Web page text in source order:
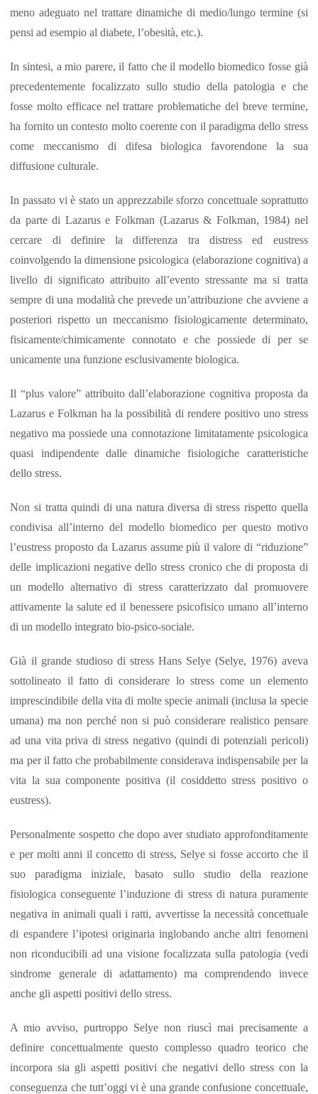
meno adeguato nel trattare dinamiche di medio/lungo termine (si
pensi ad esempio al diabete, l’obesità, etc.).
In sintesi, a mio parere, il fatto che il modello biomedico fosse già
precedentemente focalizzato sullo studio della patologia e che
fosse molto efficace nel trattare problematiche del breve termine,
ha fornito un contesto molto coerente con il paradigma dello stress
come meccanismo di difesa biologica favorendone la sua
diffusione culturale.
In passato vi è stato un apprezzabile sforzo concettuale soprattutto
da parte di Lazarus e Folkman (Lazarus & Folkman, 1984) nel
cercare di definire la differenza tra distress ed eustress
coinvolgendo la dimensione psicologica (elaborazione cognitiva) a
livello di significato attribuito all’evento stressante ma si tratta
sempre di una modalità che prevede un’attribuzione che avviene a
posteriori rispetto un meccanismo fisiologicamente determinato,
fisicamente/chimicamente connotato e che possiede di per se
unicamente una funzione esclusivamente biologica.
Il “plus valore” attribuito dall’elaborazione cognitiva proposta da
Lazarus e Folkman ha la possibilità di rendere positivo uno stress
negativo ma possiede una connotazione limitatamente psicologica
quasi indipendente dalle dinamiche fisiologiche caratteristiche
dello stress.
Non si tratta quindi di una natura diversa di stress rispetto quella
condivisa all’interno del modello biomedico per questo motivo
l’eustress proposto da Lazarus assume più il valore di “riduzione”
delle implicazioni negative dello stress cronico che di proposta di
un modello alternativo di stress caratterizzato dal promuovere
attivamente la salute ed il benessere psicofisico umano all’interno
di un modello integrato bio-psico-sociale.
Già il grande studioso di stress Hans Selye (Selye, 1976) aveva
sottolineato il fatto di considerare lo stress come un elemento
imprescindibile della vita di molte specie animali (inclusa la specie
umana) ma non perché non si può considerare realistico pensare
ad una vita priva di stress negativo (quindi di potenziali pericoli)
ma per il fatto che probabilmente considerava indispensabile per la
vita la sua componente positiva (il cosiddetto stress positivo o
eustress).
Personalmente sospetto che dopo aver studiato approfonditamente
e per molti anni il concetto di stress, Selye si fosse accorto che il
suo paradigma iniziale, basato sullo studio della reazione
fisiologica conseguente l’induzione di stress di natura puramente
negativa in animali quali i ratti, avvertisse la necessità concettuale
di espandere l’ipotesi originaria inglobando anche altri fenomeni
non riconducibili ad una visione focalizzata sulla patologia (vedi
sindrome generale di adattamento) ma comprendendo invece
anche gli aspetti positivi dello stress.
A mio avviso, purtroppo Selye non riuscì mai precisamente a
definire concettualmente questo complesso quadro teorico che
incorpora sia gli aspetti positivi che negativi dello stress con la
conseguenza che tutt’oggi vi è una grande confusione concettuale,